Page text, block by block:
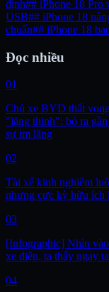
định## iPhone 18 Pro
USB## iPhone 18
chuẩn## iPhone 18
Đọc nhiều
01
Chủ xe BYD thất
"lặng thinh": bỏ ra
sự im lặng
02
Tài xế kinh nghiệm
nhưng cực kỳ hữu ích
03
[Infographic] Nhìn
xe điện, ta thấy ngay
04